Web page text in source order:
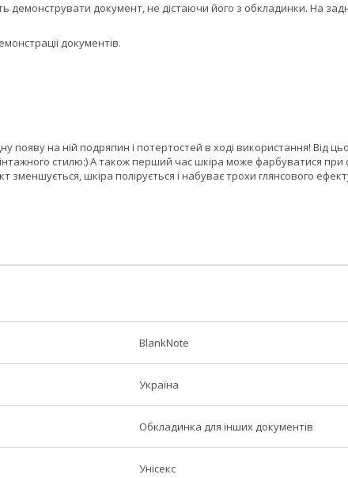
демонструвати документ, не дістаючи його з обкладинки. На
документів.
появу на ній подряпин і потертостей в ході використання! Від
стилю:) А також перший час шкіра може фарбуватися при
зменшується, шкіра полірується і набуває трохи глянсового
BlankNote
Україна
Обкладинка для інших документів
Унісекс